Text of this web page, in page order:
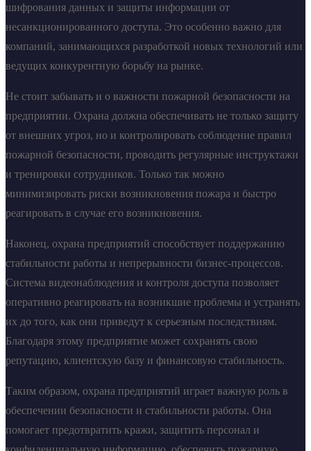
шифрования данных и защиты информации от
несанкционированного доступа. Это особенно важно для
компаний, занимающихся разработкой новых технологий или
ведущих конкурентную борьбу на рынке.
Не стоит забывать и о важности пожарной безопасности на
предприятии. Охрана должна обеспечивать не только защиту
от внешних угроз, но и контролировать соблюдение правил
пожарной безопасности, проводить регулярные инструктажи
и тренировки сотрудников. Только так можно
минимизировать риски возникновения пожара и быстро
реагировать в случае его возникновения.
Наконец, охрана предприятий способствует поддержанию
стабильности работы и непрерывности бизнес-процессов.
Система видеонаблюдения и контроля доступа позволяет
оперативно реагировать на возникшие проблемы и устранять
их до того, как они приведут к серьезным последствиям.
Благодаря этому предприятие может сохранять свою
репутацию, клиентскую базу и финансовую стабильность.
Таким образом, охрана предприятий играет важную роль в
обеспечении безопасности и стабильности работы. Она
помогает предотвратить кражи, защитить персонал и